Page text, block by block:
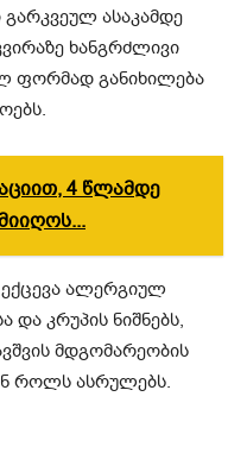
ასაკამდე
ხანგრძლივი
ფორმად განიხილება
4 წლამდე
ალერგიულ
და კრუპის ნიშნებს,
მდგომარეობის
როლს ასრულებს.